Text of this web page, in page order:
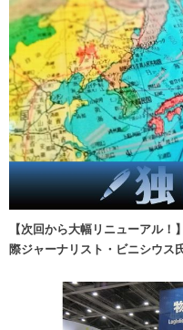
【次回から大幅リニューアル
際ジャーナリスト・ビニシウス